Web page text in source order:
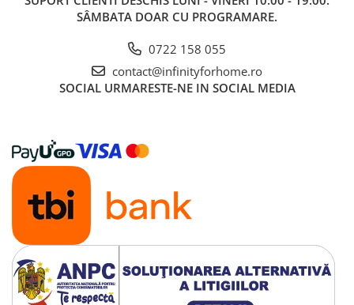
SÂMBATA DOAR CU PROGRAMARE.
0722 158 055
contact@infinityforhome.ro
SOCIAL URMARESTE-NE IN SOCIAL MEDIA